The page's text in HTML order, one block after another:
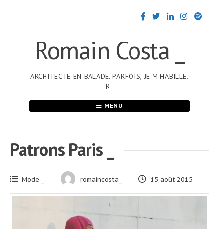
Romain Costa _
ARCHITECTE EN BALADE. PARFOIS, JE M'HABILLE.
R_
MENU
Patrons Paris _
Mode _ romaincosta_ 15 août 2015